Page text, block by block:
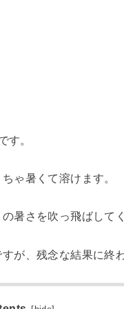
す。
ゃ暑くて溶けます。
暑さを吹っ飛ばして
が、残念な結果に終